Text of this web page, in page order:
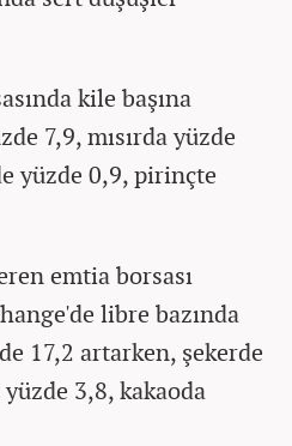
kile başına
7,9, mısırda yüzde
yüzde 0,9, pirinçte
emtia borsası
libre bazında
17,2 artarken, şekerde
3,8, kakaoda